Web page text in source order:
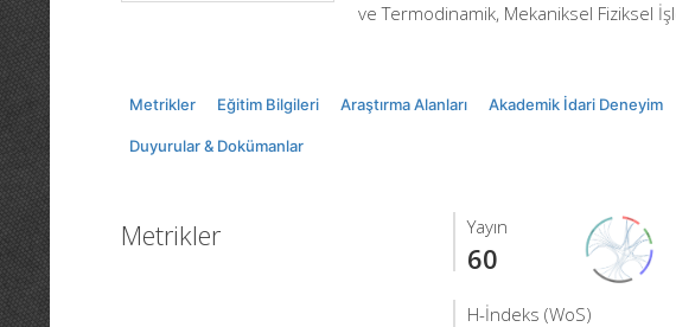
ve Termodinamik, Mekaniksel Fiziksel
Metrikler Eğitim Bilgileri Araştırma Alanları Akademik İdari Deneyim
Duyurular & Dokümanlar
Metrikler Yayın
60
H-İndeks (WoS)